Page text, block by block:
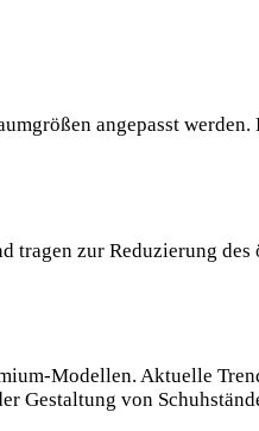
angepasst
zur Reduzierung
Modellen. Aktuelle
Gestaltung von